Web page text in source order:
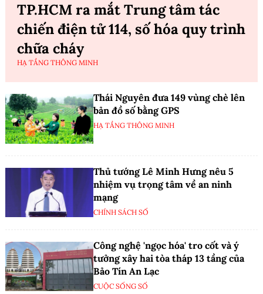
TP.HCM ra mắt Trung tâm tác
chiến điện tử 114, số hóa quy trình
chữa cháy
HẠ TẦNG THÔNG MINH
Thái Nguyên đưa 149 vùng chè lên
bản đồ số bằng GPS
HẠ TẦNG THÔNG MINH
Thủ tướng Lê Minh Hưng nêu 5
nhiệm vụ trọng tâm về an ninh
mạng
CHÍNH SÁCH SỐ
Công nghệ 'ngọc hóa' tro cốt và ý
tưởng xây hai tòa tháp 13 tầng của
Bảo Tín An Lạc
CUỘC SỐNG SỐ